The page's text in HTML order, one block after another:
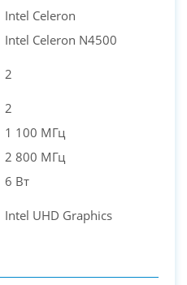
Intel Celeron
Intel Celeron N4500
2
2
1 100 МГц
2 800 МГц
6 Вт
Intel UHD Graphics